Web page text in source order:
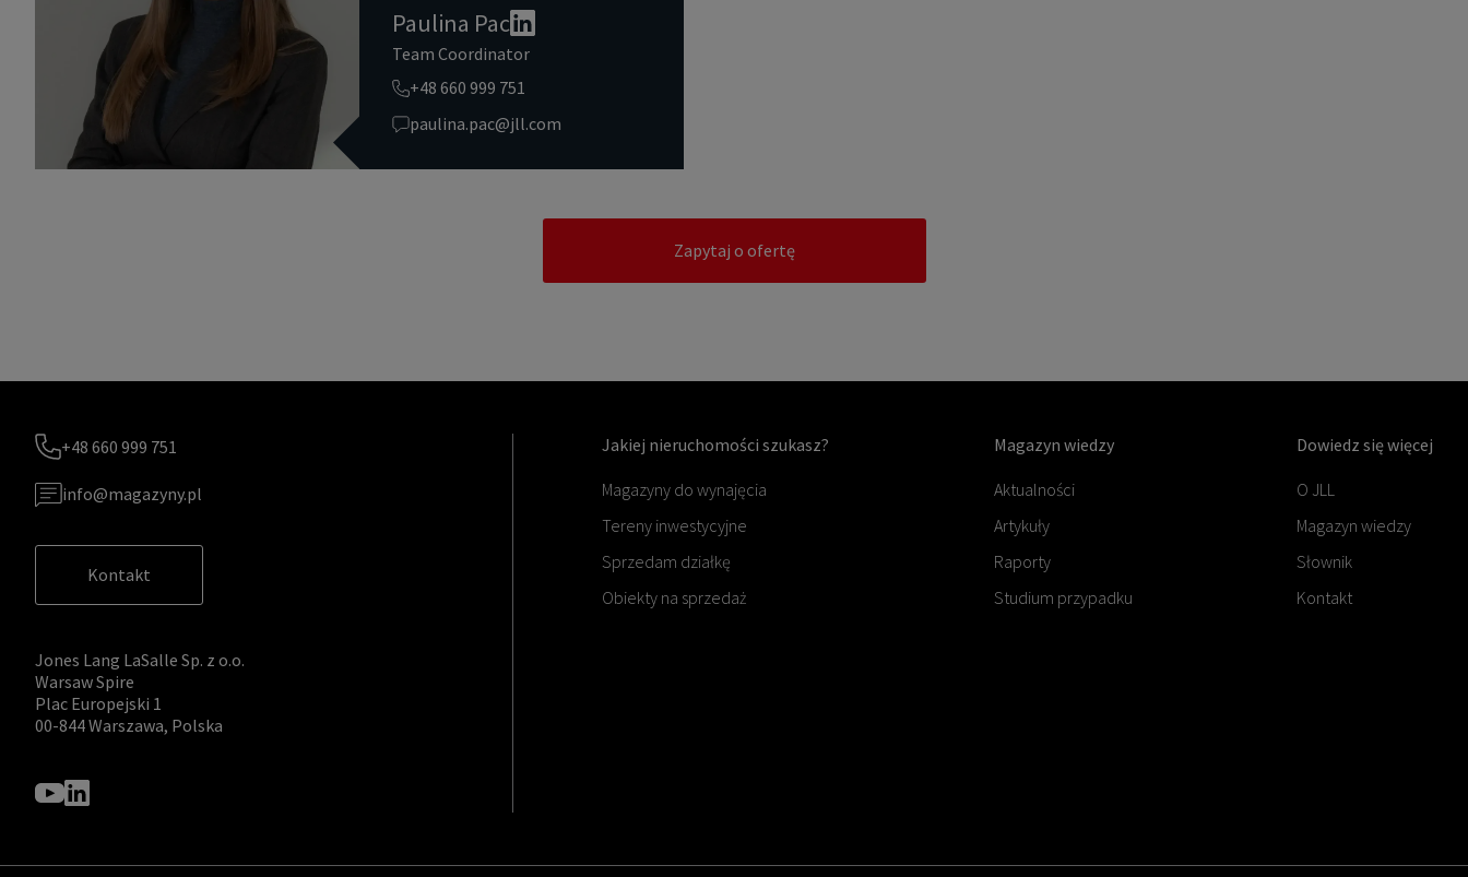
Paulina Pac
Team Coordinator
+48 660 999 751
paulina.pac@jll.com
Zapytaj o ofertę
+48 660 999 751
info@magazyny.pl
Kontakt
Jones Lang LaSalle Sp. z o.o.
Warsaw Spire
Plac Europejski 1
00-844 Warszawa, Polska
Jakiej nieruchomości szukasz?
Magazyny do wynajęcia
Tereny inwestycyjne
Sprzedam działkę
Obiekty na sprzedaż
Magazyn wiedzy
Aktualności
Artykuły
Raporty
Studium przypadku
Dowiedz się więcej
O JLL
Magazyn wiedzy
Słownik
Kontakt